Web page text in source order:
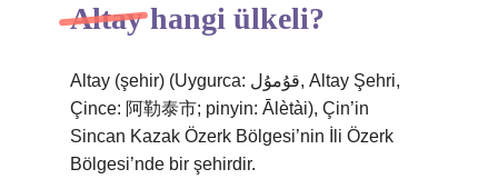
Altay hangi ülkeli?
Altay (şehir) (Uygurca: قۇمۇل, Altay Şehri,
Çince: 阿勒泰市; pinyin: Ālètài), Çin’in
Sincan Kazak Özerk Bölgesi’nin İli Özerk
Bölgesi’nde bir şehirdir.